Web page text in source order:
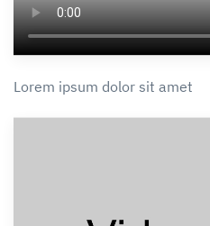
Lorem ipsum dolor sit amet